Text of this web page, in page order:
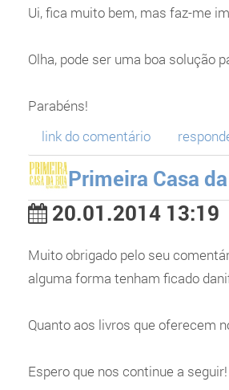
Ui, fica muito bem, mas faz-me
Olha, pode ser uma boa solução
Parabéns!
link do comentário
Primeira Casa
20.01.2014 13:19
Muito obrigado pelo seu
alguma forma tenham ficado
Quanto aos livros que oferecem
Espero que nos continue a seguir!